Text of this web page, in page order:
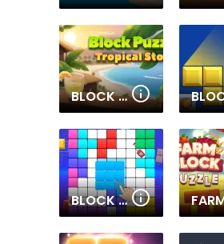
BLOCK PUZZLE TROPICAL STORY
BLOCK PUZZLE MASTER